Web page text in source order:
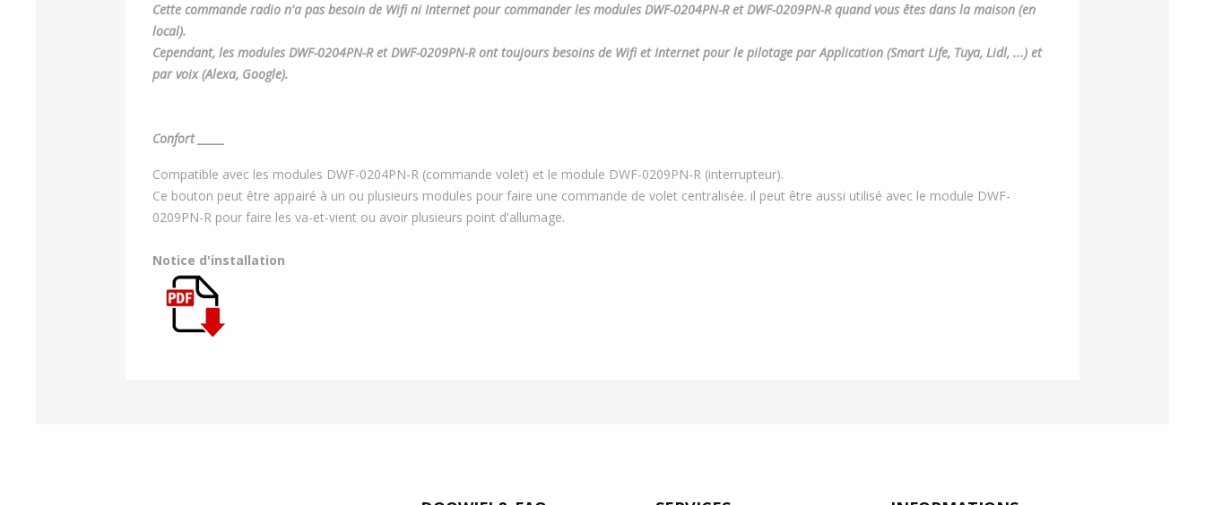
Cette commande radio n'a pas besoin de Wifi ni Internet pour commander les modules DWF-0204PN-R et DWF-0209PN-R quand vous êtes dans la maison (en
local).
Cependant, les modules DWF-0204PN-R et DWF-0209PN-R ont toujours besoins de Wifi et Internet pour le pilotage par Application (Smart Life, Tuya, Lidl, ...) et
par voix (Alexa, Google).
Confort _____
Compatible avec les modules DWF-0204PN-R (commande volet) et le module DWF-0209PN-R (interrupteur).
Ce bouton peut être appairé à un ou plusieurs modules pour faire une commande de volet centralisée. il peut être aussi utilisé avec le module DWF-
0209PN-R pour faire les va-et-vient ou avoir plusieurs point d'allumage.
Notice d'installation